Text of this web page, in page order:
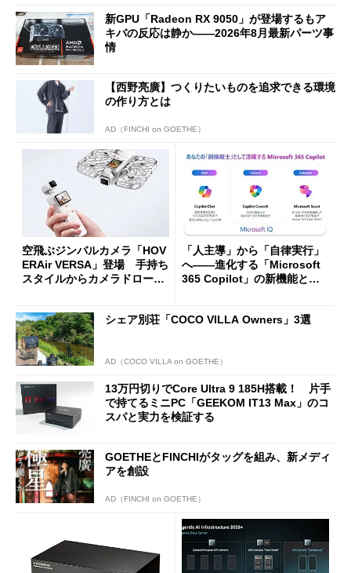
新GPU「Radeon RX 9050」が登場するもア
キバの反応は静か――2026年8月最新パーツ事
情
【西野亮廣】つくりたいものを追求できる環境
の作り方とは
AD（FINCHI on GOETHE）
空飛ぶジンバルカメラ「HOV
ERAir VERSA」登場 手持ち
スタイルからカメラドローン
「人主導」から「自律実行」
へ――進化する「Microsoft
365 Copilot」の新機能とエ
シェア別荘「COCO VILLA Owners」3選
AD（COCO VILLA on GOETHE）
13万円切りでCore Ultra 9 185H搭載！ 片手
で持てるミニPC「GEEKOM IT13 Max」のコ
スパと実力を検証する
GOETHEとFINCHIがタッグを組み、新メディ
アを創設
AD（FINCHI on GOETHE）